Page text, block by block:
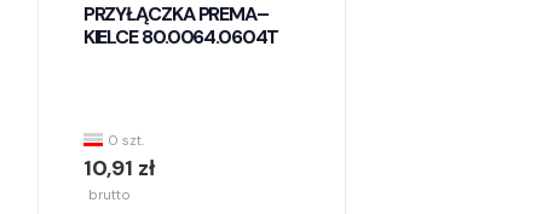
PRZYŁĄCZKA PREMA–
KIELCE 80.0064.0604T
0 szt.
10,91 zł
brutto